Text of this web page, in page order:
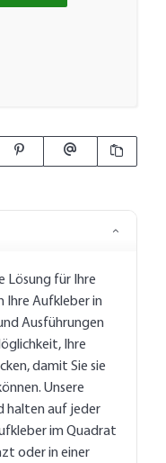
Lösung für Ihre
Ihre Aufkleber in
Ausführungen
Ihre
damit Sie sie
Unsere
halten auf jeder
im Quadrat
oder in einer